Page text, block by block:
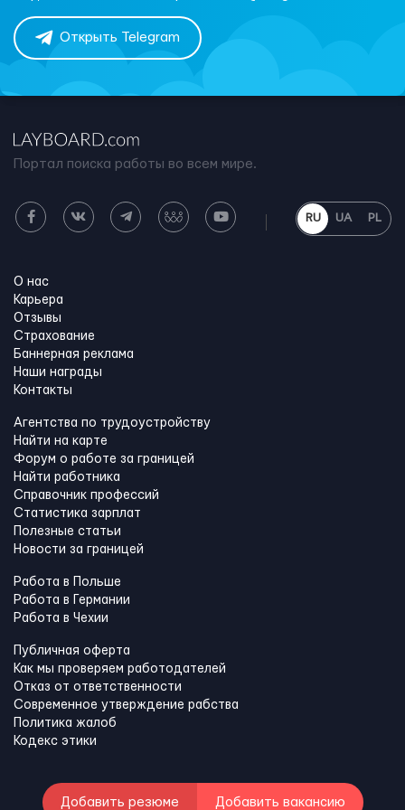
Открыть Telegram
Портал поиска работы во всем мире.
RU UA PL
О нас
Карьера
Отзывы
Страхование
Баннерная реклама
Наши награды
Контакты
Агентства по трудоустройству
Найти на карте
Форум о работе за границей
Найти работника
Справочник профессий
Статистика зарплат
Полезные статьи
Новости за границей
Работа в Польше
Работа в Германии
Работа в Чехии
Публичная оферта
Как мы проверяем работодателей
Отказ от ответственности
Современное утверждение рабства
Политика жалоб
Кодекс этики
Добавить резюме Добавить вакансию